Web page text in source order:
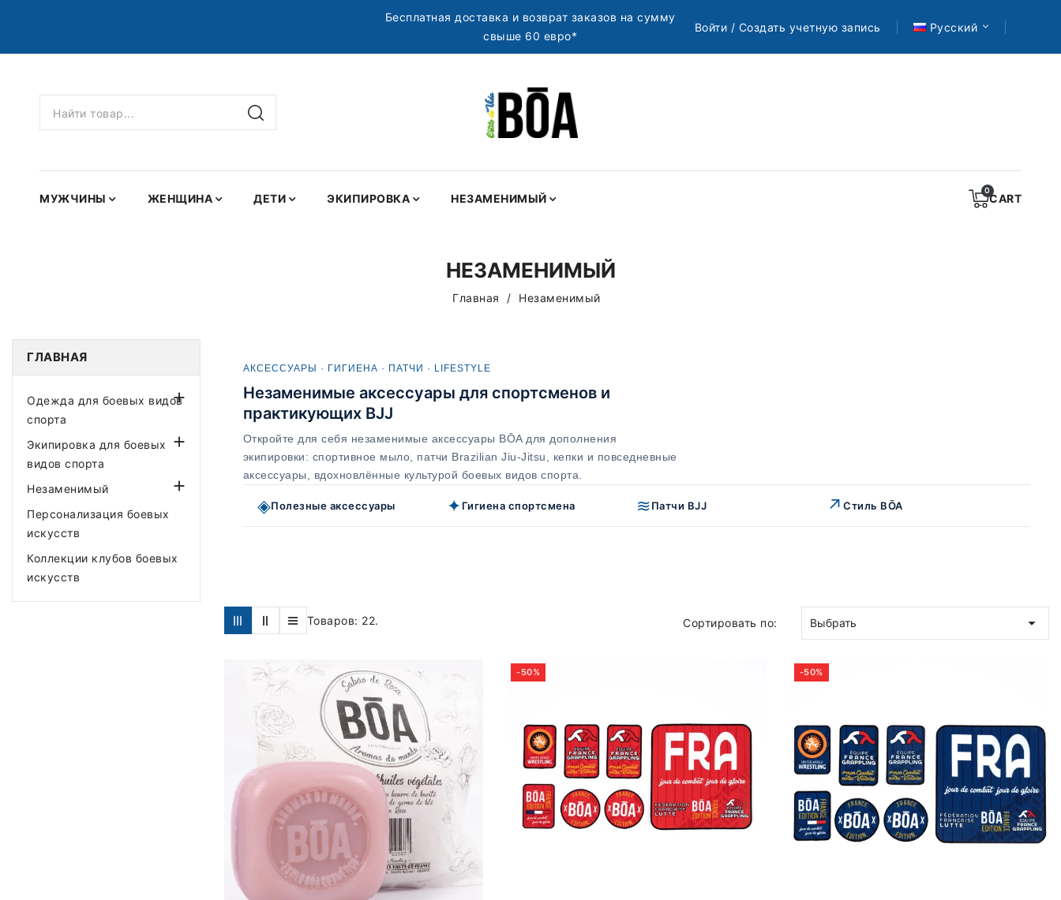
Бесплатная доставка и возврат заказов на сумму
свыше 60 евро*
Войти / Создать учетную запись Русский
МУЖЧИНЫ ЖЕНЩИНА ДЕТИ ЭКИПИРОВКА НЕЗАМЕНИМЫЙ CART
НЕЗАМЕНИМЫЙ
Главная Незаменимый
ГЛАВНАЯ
Одежда для боевых видов
спорта

Экипировка для боевых
видов спорта

Незаменимый 
Персонализация боевых
искусств
Коллекции клубов боевых
искусств
АКСЕССУАРЫ · ГИГИЕНА · ПАТЧИ · LIFESTYLE
Незаменимые аксессуары для спортсменов и
практикующих BJJ
Откройте для себя незаменимые аксессуары BŌA для дополнения
экипировки: спортивное мыло, патчи Brazilian Jiu-Jitsu, кепки и повседневные
аксессуары, вдохновлённые культурой боевых видов спорта.
◈Полезные аксессуары ✦Гигиена спортсмена ≋Патчи BJJ ↗Стиль BŌA
Товаров: 22. Сортировать по: Выбрать 
-50% -50%